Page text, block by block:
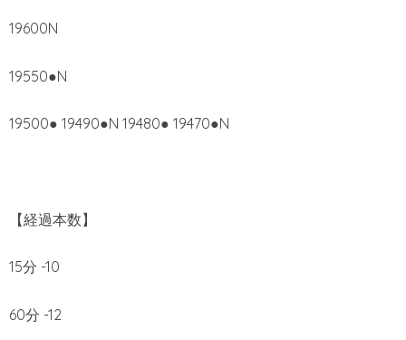
19600N
19550●N
19500● 19490●N 19480● 19470●N
【経過本数】
15分 -10
60分 -12